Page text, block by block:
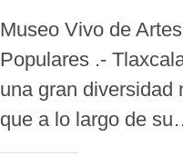
Museo Vivo de
Populares .-
una gran diversidad
que a lo largo de